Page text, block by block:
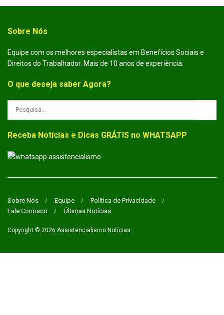
Sobre Nós
Equipe com os melhores especialistas em Benefícios Sociais e
Direitos do Trabalhador. Mais de 10 anos de experiência.
O que deseja saber Agora?
Receba Notícias e Dicas GRÁTIS no WHATSAPP
Sobre Nós Equipe
Política de Privacidade
Fale Conosco
Últimas Notícias
Copyright © 2026 Assistencialismo Notícias